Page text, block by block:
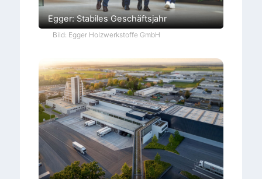
Egger: Stabiles Geschäftsjahr
Bild: Egger Holzwerkstoffe GmbH